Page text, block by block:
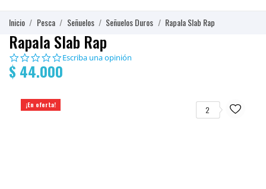
Inicio Pesca Señuelos Señuelos Duros Rapala Slab Rap
Rapala Slab Rap
0.0
star
rating
Escriba una opinión
$ 44.000
¡En oferta!
2